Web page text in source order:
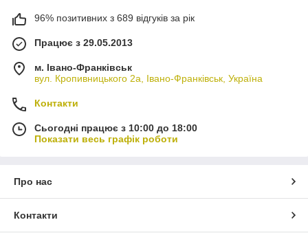
96% позитивних з 689 відгуків за рік
Працює з 29.05.2013
м. Івано-Франківськ
вул. Кропивницького 2а, Івано-Франківськ, Україна
Контакти
Сьогодні працює з 10:00 до 18:00
Показати весь графік роботи
Про нас
Контакти